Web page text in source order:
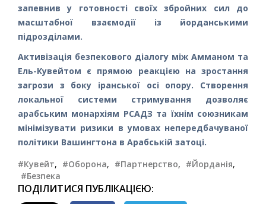
запевнив у готовності своїх збройних сил до
масштабної взаємодії із йорданськими
підрозділами.
Активізація безпекового діалогу між Амманом та
Ель-Кувейтом є прямою реакцією на зростання
загрози з боку іранської осі опору. Створення
локальної системи стримування дозволяє
арабським монархіям РСАДЗ та їхнім союзникам
мінімізувати ризики в умовах непередбачуваної
політики Вашингтона в Арабській затоці.
#Кувейт, #Оборона, #Партнерство, #Йорданія,
#Безпека
ПОДІЛИТИСЯ ПУБЛІКАЦІЄЮ: